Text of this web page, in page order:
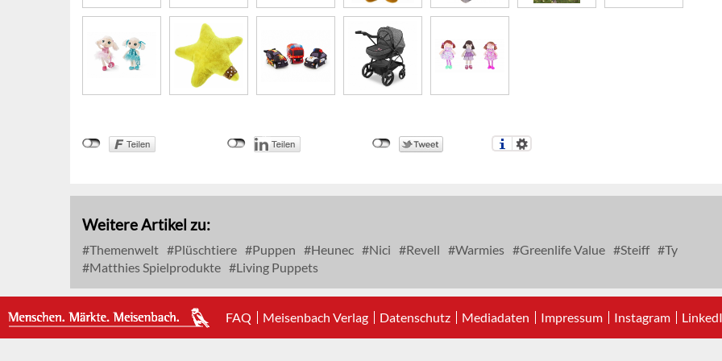
Weitere Artikel zu:
Themenwelt Plüschtiere Puppen Heunec Nici Revell Warmies Greenlife Value Steiff
Ty
Matthies Spielprodukte
Living Puppets
FAQ Meisenbach Verlag Datenschutz Mediadaten Impressum Instagram